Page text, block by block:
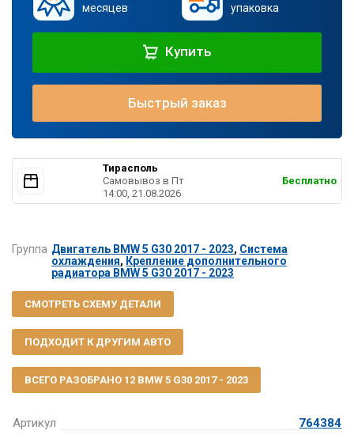
Артикул
764384
месяцев
упаковка
Купить
Быстрый заказ
Тирасполь
Самовывоз в Пт
14:00, 21.08.2026
Бесплатно
Группа Двигатель BMW 5 G30 2017 - 2023, Система
охлаждения, Крепление дополнительного
радиатора BMW 5 G30 2017 - 2023
СМОТРЕТЬ СХЕМУ ДЕТАЛИ
ПОДХОДИТ К ДРУГИМ АВТО
ВСЕГО РАЗОБРАНО 12 BMW 5 G30 2017 - 2023